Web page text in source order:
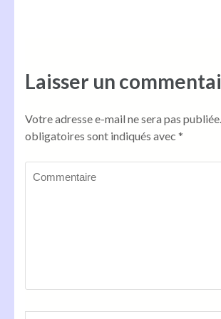
Laisser un
Votre adresse e-mail ne sera pas publiée.
obligatoires sont indiqués avec *